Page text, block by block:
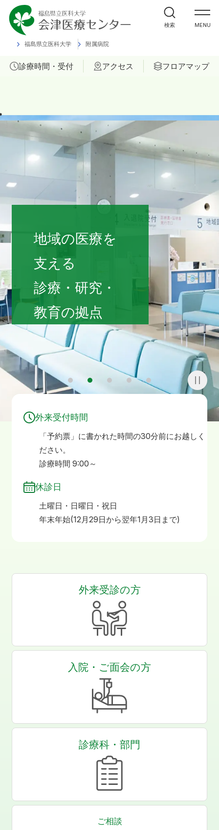
福島県立医科大学 附属病院
MENU
外来受診の方
入院・ご面会の方
診療科
当院について
医療関係者の方へ
診療時間・受付 アクセス フロアマップ
検索
福島県立医科大学 会津診療セン
地域の医療を
支える
診療・研究・
教育の拠点
3 5
外来受付時間
「予約票」に書かれた時間の30分前にお越しく
ださい。
診療時間 9:00～
休診日
土曜日・日曜日・祝日
年末年始(12月29日から翌年1月3日まで)
外来受診の方
入院・ご面会の方
診療科・部門
ご相談